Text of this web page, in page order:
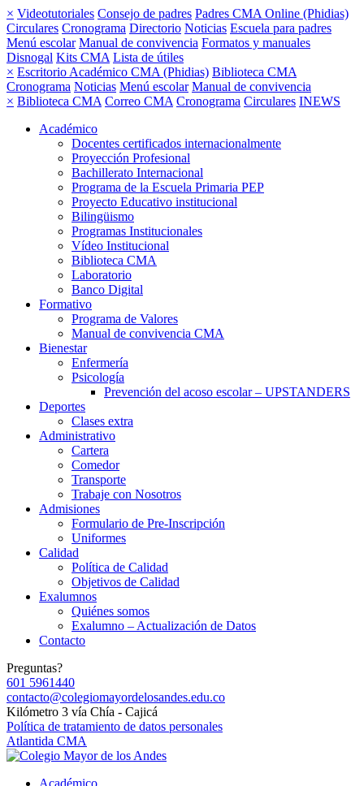
× Videotutoriales Consejo de padres Padres CMA Online (Phidias)
Circulares Cronograma Directorio Noticias Escuela para padres
Menú escolar Manual de convivencia Formatos y manuales
Disnogal Kits CMA Lista de útiles
× Escritorio Académico CMA (Phidias) Biblioteca CMA
Cronograma Noticias Menú escolar Manual de convivencia
× Biblioteca CMA Correo CMA Cronograma Circulares INEWS
Académico
Docentes certificados internacionalmente
Proyección Profesional
Bachillerato Internacional
Programa de la Escuela Primaria PEP
Proyecto Educativo institucional
Bilingüismo
Programas Institucionales
Vídeo Institucional
Biblioteca CMA
Laboratorio
Banco Digital
Formativo
Programa de Valores
Manual de convivencia CMA
Bienestar
Enfermería
Psicología
Prevención del acoso escolar – UPSTANDERS
Deportes
Clases extra
Administrativo
Cartera
Comedor
Transporte
Trabaje con Nosotros
Admisiones
Formulario de Pre-Inscripción
Uniformes
Calidad
Política de Calidad
Objetivos de Calidad
Exalumnos
Quiénes somos
Exalumno – Actualización de Datos
Contacto
Preguntas?
601 5961440
contacto@colegiomayordelosandes.edu.co
Kilómetro 3 vía Chía - Cajicá
Política de tratamiento de datos personales
Atlantida CMA
Académico